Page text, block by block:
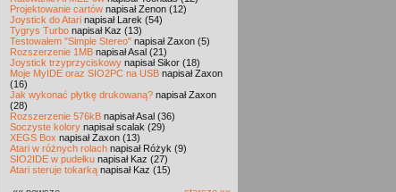
Projektowanie cartów napisał Zenon (12)
Joystick do Atari napisał Larek (54)
Tygrys Turbo napisał Kaz (13)
Testowałem "Simple Stereo" napisał Zaxon (5)
Rozszerzenie 1MB napisał Asal (21)
Joystick trzyprzyciskowy napisał Sikor (18)
Moje MyIDE oraz SIO2PC na USB napisał Zaxon
(16)
Jak wykonać płytkę drukowaną? napisał Zaxon
(28)
Rozszerzenie 576kB napisał Asal (36)
Soczyste kolory napisał scalak (29)
XEGS Box napisał Zaxon (13)
Atari w różnych rolach napisał Różyk (9)
SIO2IDE w pudełku napisał Kaz (27)
Atari steruje tokarką napisał Kaz (15)